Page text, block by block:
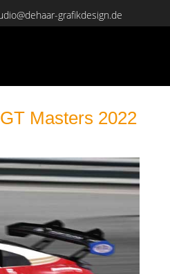
grafikdesign.de
Masters 2022